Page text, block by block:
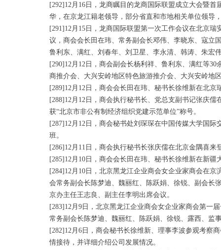
[292]12月16日，龙商瞩目的龙商国际联盟成立大会暨
华，在京龙江籍老领导，部分省直和市地相关单位领导
[291]12月15日，龙商国际联盟第一次工作会议在北京
议，商会会长田在玮、常务副会长邓伟、李晓东、寇立
鲁利东、满红、刘春年、刘卫星、李永清、韩涛、朱宏
[290]12月12日，商会副会长杨利祥、鲁利东、满红等
商推介会、大兴安岭地区特色旅游推介会、大兴安岭地
[289]12月12日，商会会长田在玮、秘书长徐维新在北
[288]12月12日，商会执行秘书长、党总支副书记张庆
获“北京市非公有制经济组织党建示范单位”称号。
[287]12月12日，商会秘书处刘琛琛在中国传媒大学国
班。
[286]12月11日，商会执行秘书长张庆儒在北京金隅喜
[285]12月10日，商会会长田在玮、秘书长徐维新在新
[284]12月10日，北京黑龙江企业商会女企业家商会在
会常务副会长陈梦迪、魏丽红、陈跃娟、徐锐、副会长
京办主任王志良、副主任李明出席会议。
[283]12月9日，北京黑龙江企业商会女企业家商会第一
常务副会长陈梦迪、魏丽红、陈跃娟、徐锐、露西、监
[282]12月6日，商会秘书长徐维新、理事李波参观考
情接待，并详细介绍公司发展情况。